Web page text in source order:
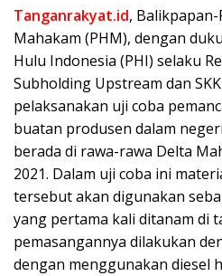
Tanganrakyat.id,
Mahakam (PHM), dengan
Hulu Indonesia (PHI) selaku
Subholding Upstream dan
pelaksanakan uji coba
buatan produsen dalam
berada di rawa-rawa Delta
2021. Dalam uji coba ini
tersebut akan digunakan
yang pertama kali ditanam di
pemasangannya dilakukan
dengan menggunakan diesel